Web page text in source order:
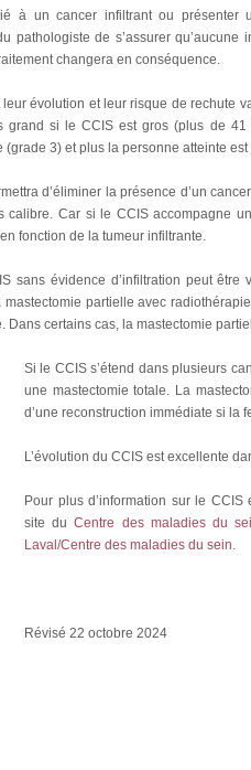
à un cancer infiltrant ou présenter
pathologiste de s’assurer qu’aucune
changera en conséquence.
évolution et leur risque de rechute
grand si le CCIS est gros (plus de 41
3) et plus la personne atteinte
d’éliminer la présence d’un
calibre. Car si le CCIS accompagne
fonction de la tumeur infiltrante.
sans évidence d’infiltration peut
partielle avec
Dans certains cas, la mastectomie
Si le CCIS s’étend dans plusieurs
une mastectomie totale. La
d’une reconstruction immédiate si la
L’évolution du CCIS est excellente
Pour plus d’information sur le
site duCentre des maladies du
Laval/Centre des maladies du sein.
Révisé 22 octobre 2024